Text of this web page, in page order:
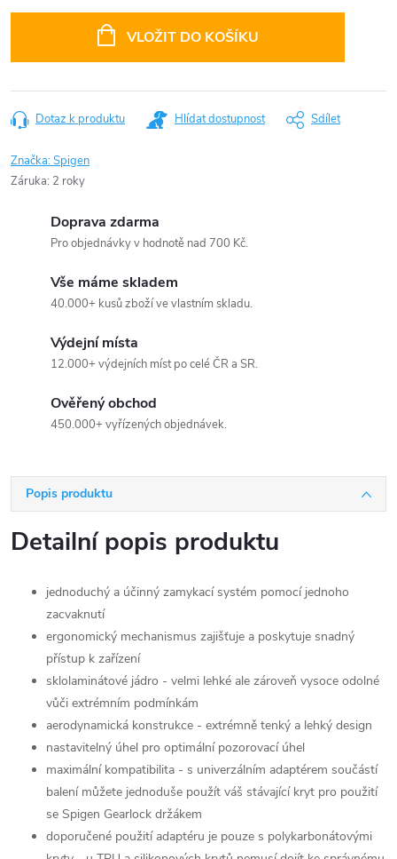
VLOŽIT DO KOŠÍKU
Dotaz k produktu Hlídat dostupnost Sdílet
Značka:Spigen
Záruka: 2 roky
Doprava zdarma
Pro objednávky v hodnotě nad 700 Kč.
Vše máme skladem
40.000+ kusů zboží ve vlastním skladu.
Výdejní místa
12.000+ výdejních míst po celé ČR a SR.
Ověřený obchod
450.000+ vyřízených objednávek.
Popis produktu
Detailní popis produktu
jednoduchý a účinný zamykací systém pomocí jednoho
zacvaknutí
ergonomický mechanismus zajišťuje a poskytuje snadný
přístup k zařízení
sklolaminátové jádro - velmi lehké ale zároveň vysoce odolné
vůči extrémním podmínkám
aerodynamická konstrukce - extrémně tenký a lehký design
nastavitelný úhel pro optimální pozorovací úhel
maximální kompatibilita - s univerzálním adaptérem součástí
balení můžete jednoduše použít váš stávající kryt pro použití
se Spigen Gearlock držákem
doporučené použití adaptéru je pouze s polykarbonátovými